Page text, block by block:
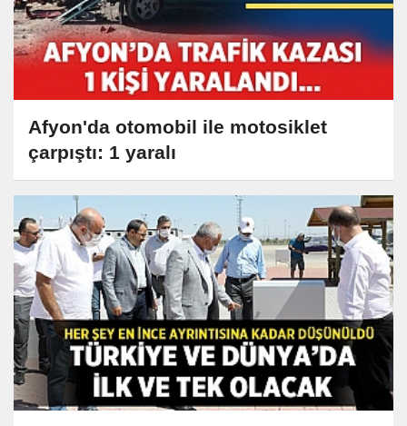
Afyon'da otomobil ile motosiklet
çarpıştı: 1 yaralı